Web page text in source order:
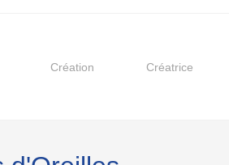
Création Créatrice